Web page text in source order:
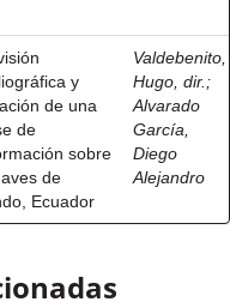
y
de una
de
sobre
de
Ecuador
Valdebenito,
Hugo, dir. ;
Alvarado
García,
Diego
Alejandro